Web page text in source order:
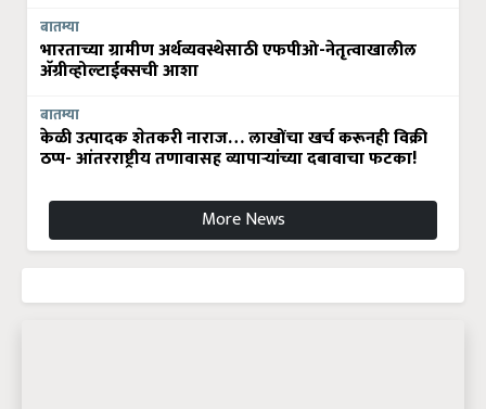
बातम्या
भारताच्या ग्रामीण अर्थव्यवस्थेसाठी एफपीओ-नेतृत्वाखालील
अ‍ॅग्रीव्होल्टाईक्सची आशा
बातम्या
केळी उत्पादक शेतकरी नाराज… लाखोंचा खर्च करूनही विक्री
ठप्प- आंतरराष्ट्रीय तणावासह व्यापाऱ्यांच्या दबावाचा फटका!
More News